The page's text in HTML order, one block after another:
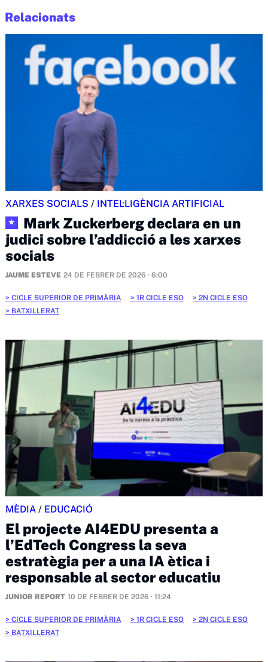
Relacionats
XARXES SOCIALS / INTEL·LIGÈNCIA ARTIFICIAL
★
Mark Zuckerberg declara en un
judici sobre l’addicció a les xarxes
socials
JAUME ESTEVE 24 DE FEBRER DE 2026 · 6:00
CICLE SUPERIOR DE PRIMÀRIA 1R CICLE ESO
2N CICLE ESO
BATXILLERAT
MÈDIA / EDUCACIÓ
El projecte AI4EDU presenta a
l’EdTech Congress la seva
estratègia per a una IA ètica i
responsable al sector educatiu
JUNIOR REPORT 10 DE FEBRER DE 2026 · 11:24
CICLE SUPERIOR DE PRIMÀRIA 1R CICLE ESO
2N CICLE ESO
BATXILLERAT